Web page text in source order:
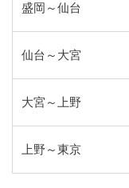
盛岡～仙台
仙台～大宮
大宮～上野
上野～東京